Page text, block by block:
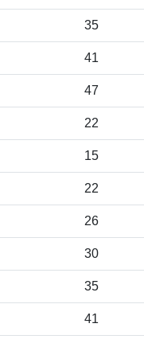
35
41
47
22
15
22
26
30
35
41